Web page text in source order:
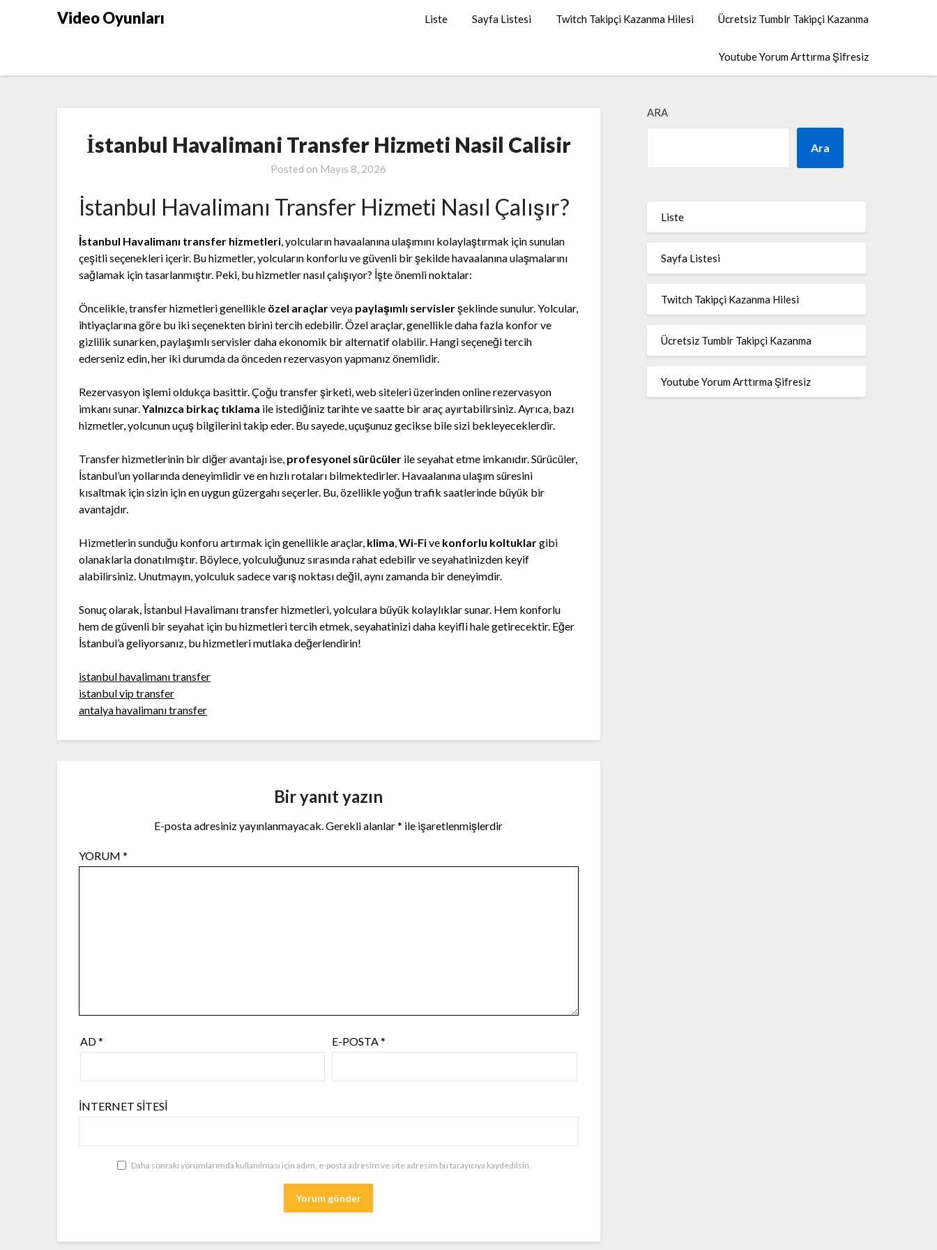
Video Oyunları Liste Sayfa Listesi Twitch Takipçi Kazanma Hilesi Ücretsiz Tumblr Takipçi Kazanma
Youtube Yorum Arttırma Şifresiz
İstanbul Havalimani Transfer Hizmeti Nasil Calisir
Posted on Mayıs 8, 2026
İstanbul Havalimanı Transfer Hizmeti Nasıl Çalışır?
İstanbul Havalimanı transfer hizmetleri, yolcuların havaalanına ulaşımını kolaylaştırmak için sunulan
çeşitli seçenekleri içerir. Bu hizmetler, yolcuların konforlu ve güvenli bir şekilde havaalanına ulaşmalarını
sağlamak için tasarlanmıştır. Peki, bu hizmetler nasıl çalışıyor? İşte önemli noktalar:
Öncelikle, transfer hizmetleri genellikle özel araçlarveya paylaşımlı servislerşeklinde sunulur. Yolcular,
ihtiyaçlarına göre bu iki seçenekten birini tercih edebilir. Özel araçlar, genellikle daha fazla konfor ve
gizlilik sunarken, paylaşımlı servisler daha ekonomik bir alternatif olabilir. Hangi seçeneği tercih
ederseniz edin, her iki durumda da önceden rezervasyon yapmanız önemlidir.
Rezervasyon işlemi oldukça basittir. Çoğu transfer şirketi, web siteleri üzerinden online rezervasyon
imkanı sunar.Yalnızca birkaç tıklama ile istediğiniz tarihte ve saatte bir araç ayırtabilirsiniz. Ayrıca, bazı
hizmetler, yolcunun uçuş bilgilerini takip eder. Bu sayede, uçuşunuz gecikse bile sizi bekleyeceklerdir.
Transfer hizmetlerinin bir diğer avantajı ise, profesyonel sürücüler ile seyahat etme imkanıdır. Sürücüler,
İstanbul’un yollarında deneyimlidir ve en hızlı rotaları bilmektedirler. Havaalanına ulaşım süresini
kısaltmak için sizin için en uygun güzergahı seçerler. Bu, özellikle yoğun trafik saatlerinde büyük bir
avantajdır.
Hizmetlerin sunduğu konforu artırmak için genellikle araçlar, klima,Wi-Five konforlu koltuklargibi
olanaklarla donatılmıştır. Böylece, yolculuğunuz sırasında rahat edebilir ve seyahatinizden keyif
alabilirsiniz. Unutmayın, yolculuk sadece varış noktası değil, aynı zamanda bir deneyimdir.
Sonuç olarak, İstanbul Havalimanı transfer hizmetleri, yolculara büyük kolaylıklar sunar. Hem konforlu
hem de güvenli bir seyahat için bu hizmetleri tercih etmek, seyahatinizi daha keyifli hale getirecektir. Eğer
İstanbul’a geliyorsanız, bu hizmetleri mutlaka değerlendirin!
istanbul havalimanı transfer
istanbul vip transfer
antalya havalimanı transfer
Bir yanıt yazın
E-posta adresiniz yayınlanmayacak.Gerekli alanlar* ile işaretlenmişlerdir
YORUM*
AD* E-POSTA*
İNTERNET SITESI
Daha sonraki yorumlarımda kullanılması için adım, e-posta adresim ve site adresim bu tarayıcıya kaydedilsin.
ARA
Ara
Liste
Sayfa Listesi
Twitch Takipçi Kazanma Hilesi
Ücretsiz Tumblr Takipçi Kazanma
Youtube Yorum Arttırma Şifresiz